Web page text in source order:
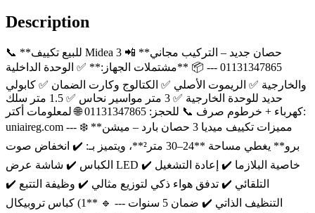
Description
📞 **للبيع تكييف Midea 3 حصان جديد – التركيب مجاني** 📲
01131347865 --- 📦 **مشتملات الجهاز:** ✅ الوحدة الداخلية
والخارجية ✅ الريموت الأصلي ✅ الكتالوج وكارت الضمان ✅ كابولي
حديد للوحدة الخارجية ✅ 3 متر مواسير نحاس ✅ 1.5 متر سلك
كهرباء + خرطوم صرف 📞 للحجز: 01131347865 🌐 لمعلومات أكتر:
uniaireg.com --- ❄️ **مميزات تكييف ميديا 3 حصان بارد – ميشن
برو** يغطي مساحة **24–30 متر²**، ويتميز بـ: ✔️ انخفاض صوت
الكباس ✔️ شاشة عرض LED ✔️ خاصية البلازما ✔️ إعادة التشغيل
التلقائي ✔️ تدفق هواء ذكي لتوزيع مثالي ✔️ وظيفة التتبع ✔️
التنظيف الذاتي ✔️ ضمان 5 سنوات --- 🔹 **1) كباس تروبيكال